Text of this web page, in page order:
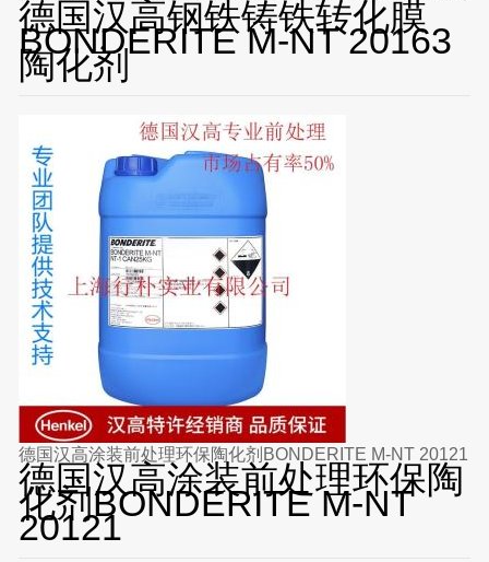
德国汉高钢铁铸铁转化膜
BONDERITE M-NT 20163
陶化剂
德国汉高涂装前处理环保陶化剂BONDERITE M-NT 20121
德国汉高涂装前处理环保陶
化剂BONDERITE M-NT
20121